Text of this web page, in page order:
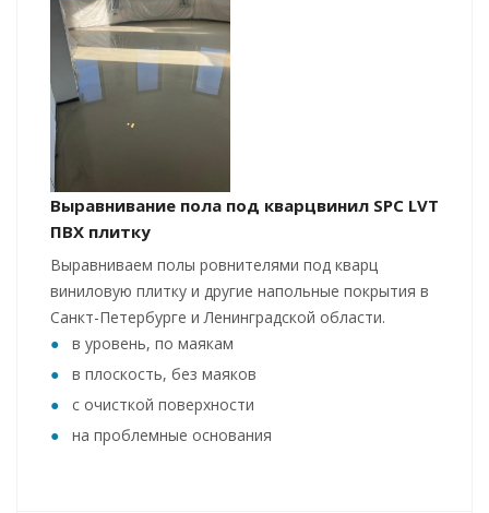
Выравнивание пола под кварцвинил SPC LVT
ПВХ плитку
Выравниваем полы ровнителями под кварц
виниловую плитку и другие напольные покрытия в
Санкт-Петербурге и Ленинградской области.
в уровень, по маякам
в плоскость, без маяков
с очисткой поверхности
на проблемные основания